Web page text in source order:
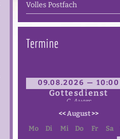
Volles Postfach
Termine
09.08.2026 — 10:00
Gottesdienst
C. Auers
<<August>>
Mo
Di Mi Do Fr Sa